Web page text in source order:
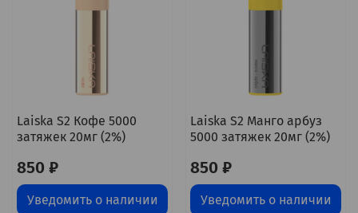
Laiska S2 Кофе 5000
затяжек 20мг (2%)
850 ₽
Уведомить о наличии
Laiska S2 Манго арбуз
5000 затяжек 20мг (2%)
850 ₽
Уведомить о наличии